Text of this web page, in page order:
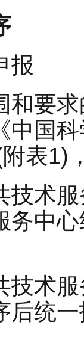
报
和要
中国
表1)
技术
务中
技术
后统